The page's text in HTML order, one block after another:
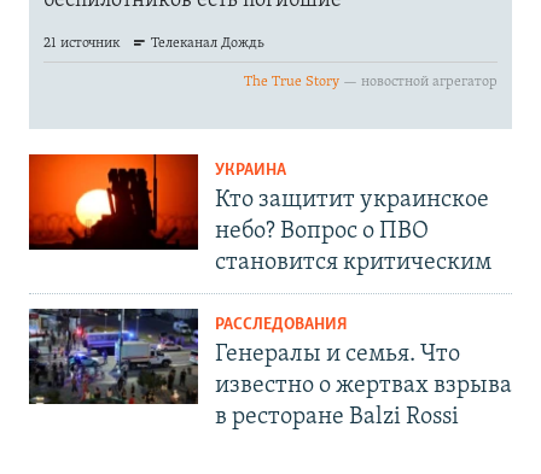
УКРАИНА
Кто защитит украинское
небо? Вопрос о ПВО
становится критическим
РАССЛЕДОВАНИЯ
Генералы и семья. Что
известно о жертвах взрыва
в ресторане Balzi Rossi